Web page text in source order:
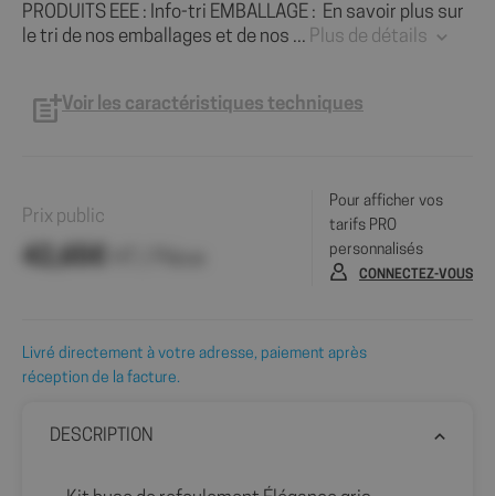
PRODUITS EEE : Info-tri EMBALLAGE : En savoir plus sur
le tri de nos emballages et de nos ... Plus de détails
Voir les caractéristiques techniques
Prix public
Pour afficher vos
tarifs PRO
personnalisés
CONNECTEZ-VOUS
Livré directement à votre adresse, paiement après
réception de la facture.
DESCRIPTION